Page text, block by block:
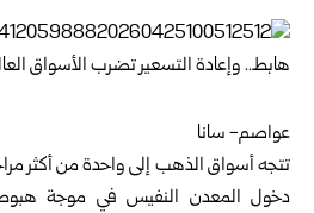
عواصم- سانا
تتجه أسواق الذهب إلى واحدة من أكثر
دخول المعدن النفيس في موجة